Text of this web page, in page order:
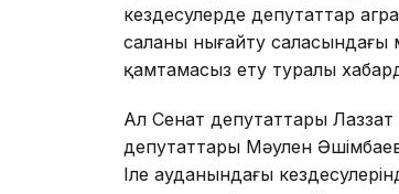
кездесулерде депутаттар
саланы нығайту саласындағы
қамтамасыз ету туралы
Ал Сенат депутаттары
депутаттары Мәулен
Іле ауданындағы